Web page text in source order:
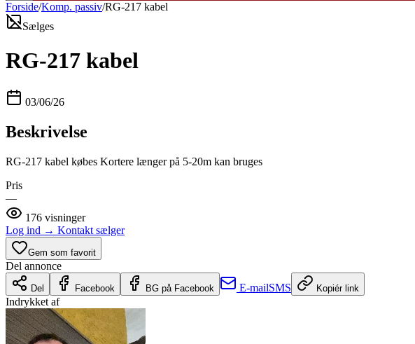
Forside/Komp. passiv/RG-217 kabel
Sælges
RG-217 kabel
03/06/26
Beskrivelse
RG-217 kabel købes Kortere længer på 5-20m kan bruges
Pris
—
176 visninger
Log ind → Kontakt sælger
Gem som favorit
Del annonce
Del Facebook BG på Facebook E-mailSMS Kopiér link
Indrykket af